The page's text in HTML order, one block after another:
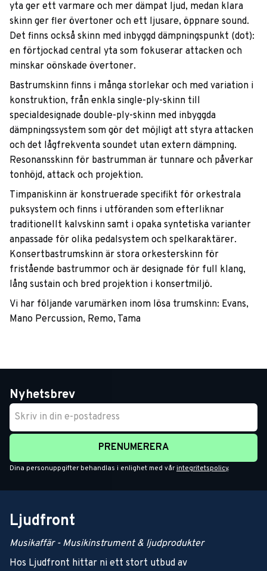
yta ger ett varmare och mer dämpat ljud, medan klara
skinn ger fler övertoner och ett ljusare, öppnare sound.
Det finns också skinn med inbyggd dämpningspunkt (dot):
en förtjockad central yta som fokuserar attacken och
minskar oönskade övertoner.
Bastrumskinn finns i många storlekar och med variation i
konstruktion, från enkla single-ply-skinn till
specialdesignade double-ply-skinn med inbyggda
dämpningssystem som gör det möjligt att styra attacken
och det lågfrekventa soundet utan extern dämpning.
Resonansskinn för bastrumman är tunnare och påverkar
tonhöjd, attack och projektion.
Timpaniskinn är konstruerade specifikt för orkestrala
puksystem och finns i utföranden som efterliknar
traditionellt kalvskinn samt i opaka syntetiska varianter
anpassade för olika pedalsystem och spelkaraktärer.
Konsertbastrumskinn är stora orkesterskinn för
fristående bastrummor och är designade för full klang,
lång sustain och bred projektion i konsertmiljö.
Vi har följande varumärken inom lösa trumskinn: Evans,
Mano Percussion, Remo, Tama
Nyhetsbrev
PRENUMERERA
Dina personuppgifter behandlas i enlighet med vår integritetspolicy.
Ljudfront
Musikaffär - Musikinstrument & ljudprodukter
Hos Ljudfront hittar ni ett stort utbud av